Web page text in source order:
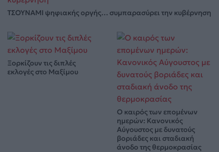
ΤΣΟΥΝΑΜΙ ψηφιακής οργής… συμπαρασύρει την κυβέρνηση
Ξορκίζουν τις διπλές
εκλογές στο Μαξίμου
Ο καιρός των επομένων
ημερών: Κανονικός
Αύγουστος με δυνατούς
βοριάδες και σταδιακή
άνοδο της θερμοκρασίας